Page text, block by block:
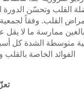
القلب وتحسّن الدورة
القلب. وفقاً لجمعية
متوسطة الشدة كل
الفوائد الخاصة بالقلب